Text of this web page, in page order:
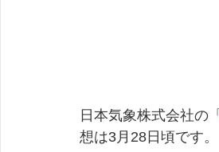
日本気象株式会社の「
想は3月28日頃です。